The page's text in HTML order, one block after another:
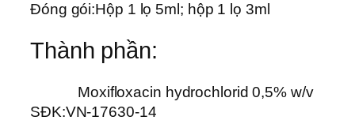
Đóng gói:Hộp 1 lọ 5ml; hộp 1 lọ 3ml
Thành phần:
Moxifloxacin hydrochlorid 0,5% w/v
SĐK:VN-17630-14